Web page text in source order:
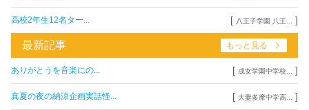
高校2年生12名ター... [ 八王子学園 八王... ]
最新記事 もっと見る
ありがとうを音楽にの... [ 成女学園中学校... ]
真夏の夜の納涼企画実話怪... [ 大妻多摩中学高... ]